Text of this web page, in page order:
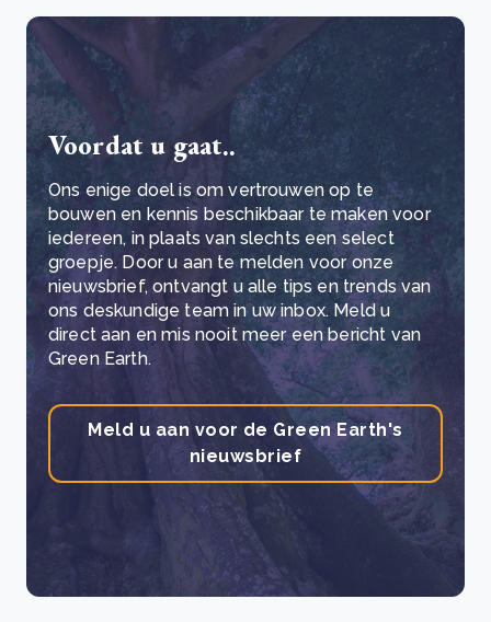
Voordat u gaat..
Ons enige doel is om vertrouwen op te
bouwen en kennis beschikbaar te maken voor
iedereen, in plaats van slechts een select
groepje. Door u aan te melden voor onze
nieuwsbrief, ontvangt u alle tips en trends van
ons deskundige team in uw inbox. Meld u
direct aan en mis nooit meer een bericht van
Green Earth.
Meld u aan voor de Green Earth's
nieuwsbrief